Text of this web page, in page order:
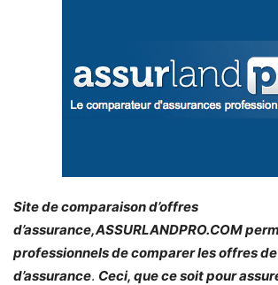
Site de comparaison d’offres
d’assurance,ASSURLANDPRO.COM
professionnels de comparer les offres
d’assurance. Ceci, que ce soitpour